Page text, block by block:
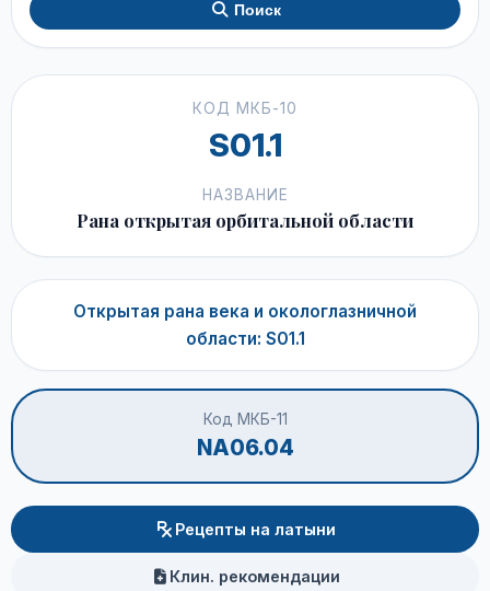
Поиск
КОД МКБ-10
S01.1
НАЗВАНИЕ
Рана открытая орбитальной области
Открытая рана века и окологлазничной
области: S01.1
Код МКБ-11
NA06.04
Рецепты на латыни
Клин. рекомендации